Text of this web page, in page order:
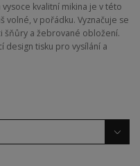
vysoce kvalitní mikina je v této
volné, v pořádku. Vyznačuje se
šňůry a žebrované obložení.
design tisku pro vysílání a